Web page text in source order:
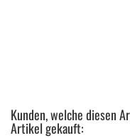
Kunden, welche diesen
Artikel gekauft: